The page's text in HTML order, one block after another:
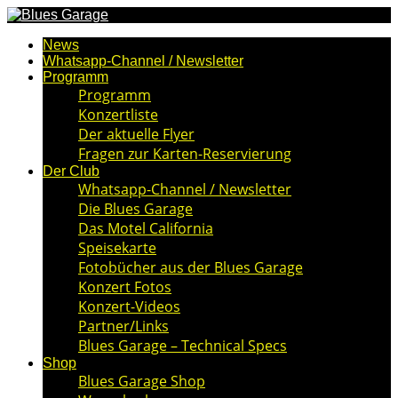
News
Whatsapp-Channel / Newsletter
Programm
Programm
Konzertliste
Der aktuelle Flyer
Fragen zur Karten-Reservierung
Der Club
Whatsapp-Channel / Newsletter
Die Blues Garage
Das Motel California
Speisekarte
Fotobücher aus der Blues Garage
Konzert Fotos
Konzert-Videos
Partner/Links
Blues Garage – Technical Specs
Shop
Blues Garage Shop